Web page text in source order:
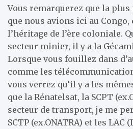
Vous remarquerez que la
que nous avions ici au
l’héritage de l’ère coloniale.
secteur minier, il y a la
Lorsque vous fouillez dans
comme les
vous verrez qu’il y a les
que la Rénatelsat, la SCPT
secteur de transport, je me
SCTP (ex.ONATRA) et les LAC